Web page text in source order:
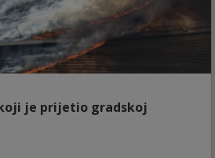
je prijetio gradskoj